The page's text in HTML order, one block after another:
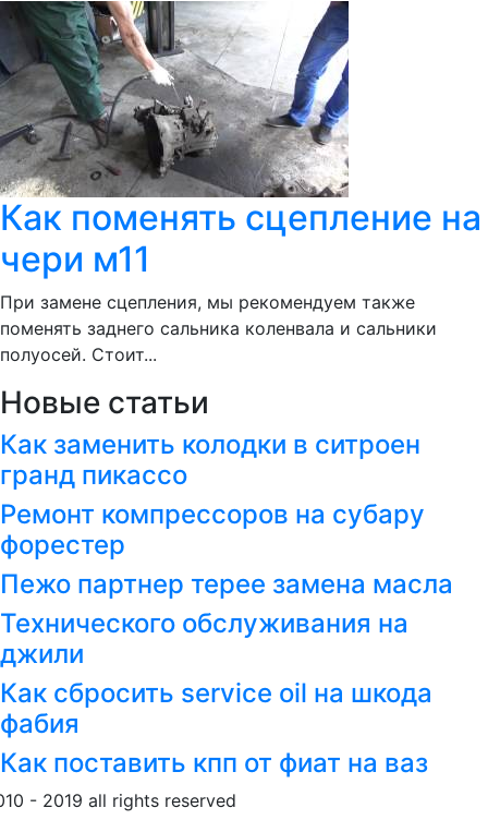
Как поменять сцепление на
чери м11
При замене сцепления, мы рекомендуем также
поменять заднего сальника коленвала и сальники
полуосей. Стоит...
Новые статьи
Как заменить колодки в ситроен
гранд пикассо
Ремонт компрессоров на субару
форестер
Пежо партнер терее замена масла
Технического обслуживания на
джили
Как сбросить service oil на шкода
фабия
Как поставить кпп от фиат на ваз
- 2019 all rights reserved